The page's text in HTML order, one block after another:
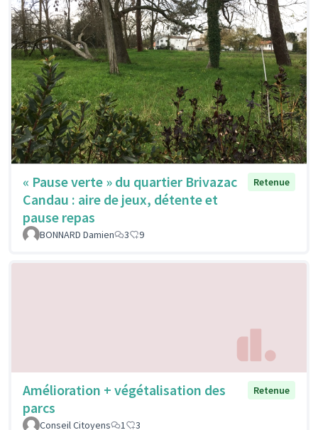
« Pause verte » du quartier Brivazac
Candau : aire de jeux, détente et
pause repas
Retenue
BONNARD Damien 3 9
Amélioration + végétalisation des
parcs
Retenue
Conseil Citoyens 1 3